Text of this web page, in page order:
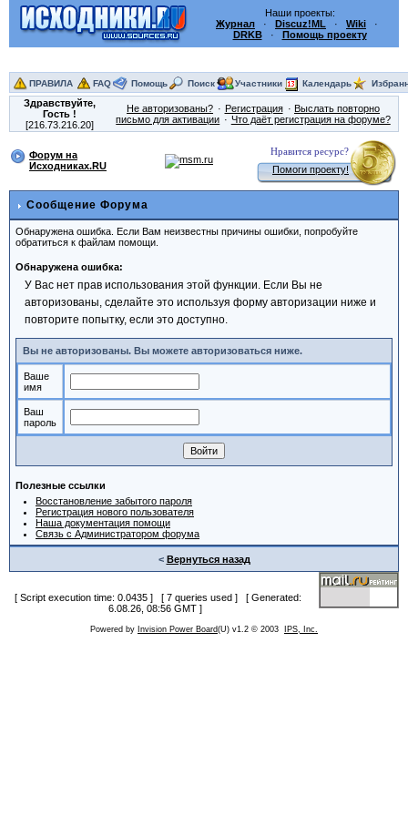
Наши проекты:
Журнал · Discuz!ML · Wiki ·
DRKB· Помощь проекту
ПРАВИЛА FAQ Помощь Поиск Участники Календарь
Здравствуйте,
Гость!
[216.73.216.20]
Не авторизованы? Регистрация
Выслать повторно
письмо для активации
Что даёт регистрация на форуме?
Форум на
Исходниках.RU
Нравится ресурс?
Помоги проекту!
Сообщение Форума
Обнаружена ошибка. Если Вам неизвестны причины ошибки, попробуйте
обратиться к файлам помощи.
Обнаружена ошибка:
У Вас нет прав использования этой функции. Если Вы не
авторизованы, сделайте это используя форму авторизации ниже и
повторите попытку, если это доступно.
Вы не авторизованы. Вы можете авторизоваться ниже.
Ваше
имя
Ваш
пароль
Полезные ссылки
Восстановление забытого пароля
Регистрация нового пользователя
Наша документация помощи
Связь с Администратором форума
< Вернуться назад
[ Script execution time: 0.0435 ] [ 7 queries used ] [ Generated:
6.08.26, 08:56 GMT ]
Powered by Invision Power Board(U) v1.2 © 2003 IPS, Inc.